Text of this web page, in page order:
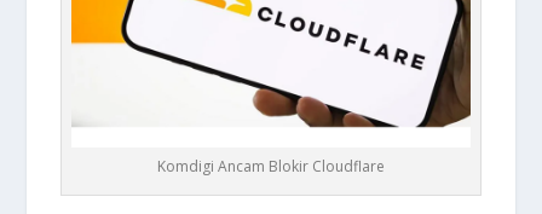
Komdigi Ancam Blokir Cloudflare